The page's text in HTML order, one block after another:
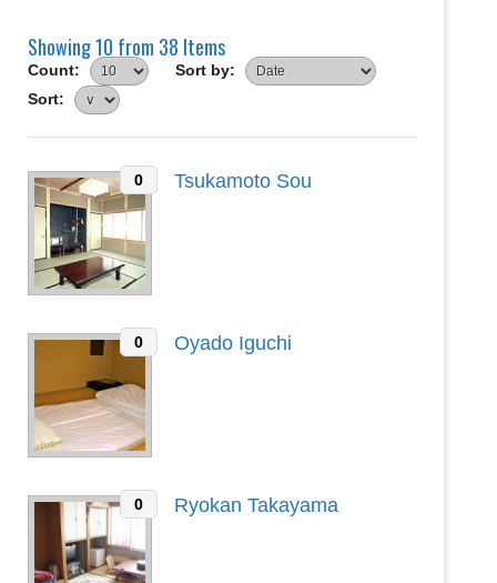
Showing 10 from 38 Items
Count:
Sort by:
Sort:
0 Tsukamoto Sou
0 Oyado Iguchi
0 Ryokan Takayama